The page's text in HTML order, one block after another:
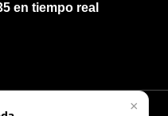
en tiempo real
×